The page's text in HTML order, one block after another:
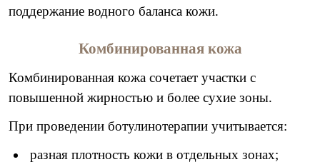
поддержание водного баланса кожи.
Комбинированная кожа
Комбинированная кожа сочетает участки с
повышенной жирностью и более сухие зоны.
При проведении ботулинотерапии учитывается:
разная плотность кожи в отдельных зонах;